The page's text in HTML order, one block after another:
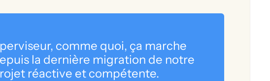
comme quoi, ça marche
la dernière migration de notre
réactive et compétente.